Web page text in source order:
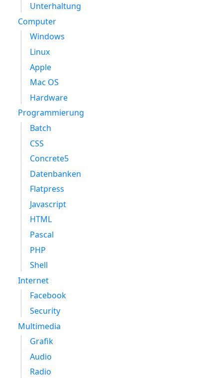
Unterhaltung
Computer
Windows
Linux
Apple
Mac OS
Hardware
Programmierung
Batch
CSS
Concrete5
Datenbanken
Flatpress
Javascript
HTML
Pascal
PHP
Shell
Internet
Facebook
Security
Multimedia
Grafik
Audio
Radio